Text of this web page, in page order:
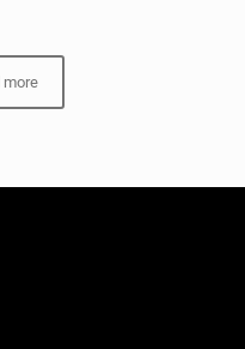
more